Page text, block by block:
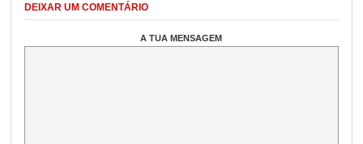
DEIXAR UM COMENTÁRIO
A TUA MENSAGEM